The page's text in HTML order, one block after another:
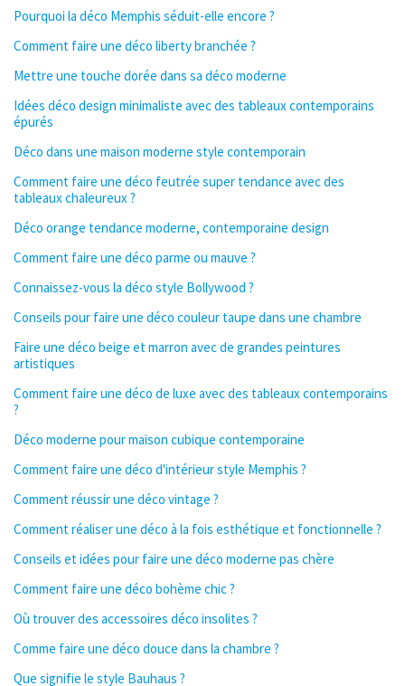
Pourquoi la déco Memphis séduit-elle encore ?
Comment faire une déco liberty branchée ?
Mettre une touche dorée dans sa déco moderne
Idées déco design minimaliste avec des tableaux contemporains
épurés
Déco dans une maison moderne style contemporain
Comment faire une déco feutrée super tendance avec des
tableaux chaleureux ?
Déco orange tendance moderne, contemporaine design
Comment faire une déco parme ou mauve ?
Connaissez-vous la déco style Bollywood ?
Conseils pour faire une déco couleur taupe dans une chambre
Faire une déco beige et marron avec de grandes peintures
artistiques
Comment faire une déco de luxe avec des tableaux contemporains
?
Déco moderne pour maison cubique contemporaine
Comment faire une déco d'intérieur style Memphis ?
Comment réussir une déco vintage ?
Comment réaliser une déco à la fois esthétique et fonctionnelle ?
Conseils et idées pour faire une déco moderne pas chère
Comment faire une déco bohème chic ?
Où trouver des accessoires déco insolites ?
Comme faire une déco douce dans la chambre ?
Que signifie le style Bauhaus ?